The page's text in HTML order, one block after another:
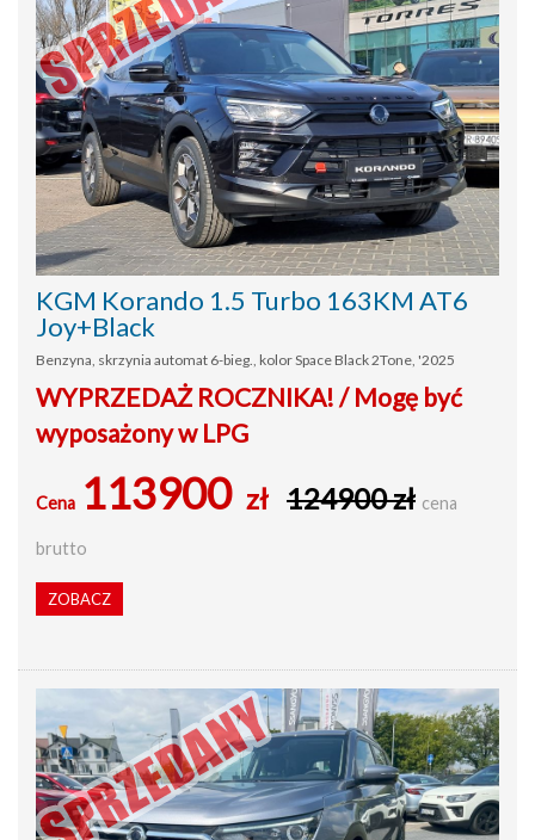
KGM Korando 1.5 Turbo 163KM AT6
Joy+Black
Benzyna, skrzynia automat 6-bieg., kolor Space Black 2Tone, '2025
WYPRZEDAŻ ROCZNIKA! / Mogę być
wyposażony w LPG
Cena 113900 zł 124900 zł cena
brutto
ZOBACZ